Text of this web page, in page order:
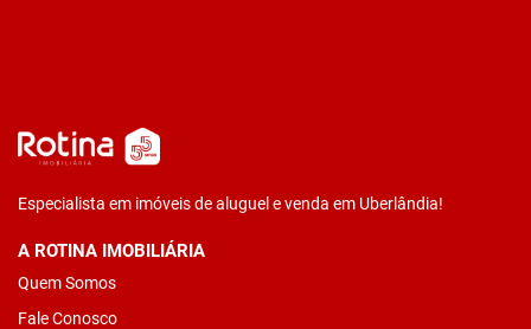
Especialista em imóveis de aluguel e venda em Uberlândia!
A ROTINA IMOBILIÁRIA
Quem Somos
Fale Conosco